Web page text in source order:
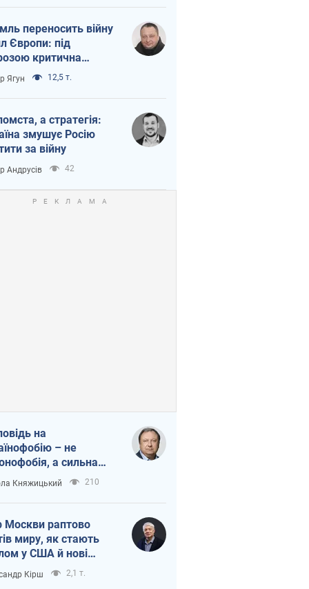
переносить війну
Європи: під
критична
Ягун 12,5 т.
а стратегія:
змушує Росію
за війну
Андрусів 42
на
– не
а сильна
держава
Княжицький 210
Москви раптово
миру, як стають
у США й нові
топ-рейтинги
Кірш 2,1 т.